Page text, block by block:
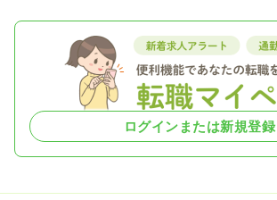
ログインまたは新規登録